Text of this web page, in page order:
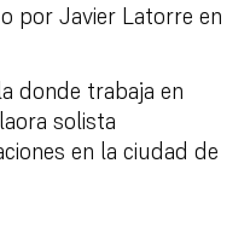
por Javier Latorre en
donde trabaja en
solista
en la ciudad de